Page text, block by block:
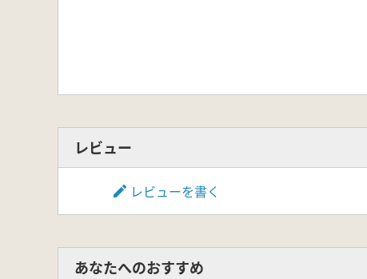
レビュー
レビューを書く
あなたへのおすすめ